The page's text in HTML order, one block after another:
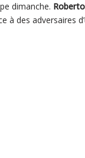
dimanche.
à des adversaires